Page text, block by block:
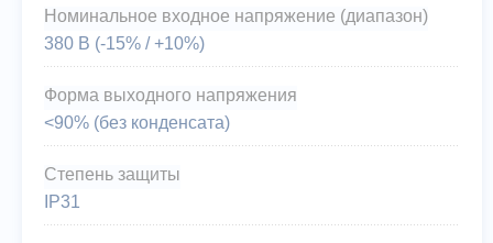
Номинальное входное напряжение (диапазон)
380 В (-15% / +10%)
Форма выходного напряжения
<90% (без конденсата)
Степень защиты
IP31